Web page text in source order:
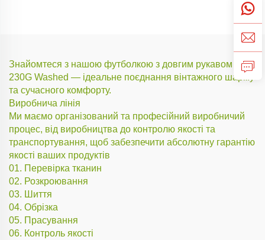
Знайомтеся з нашою футболкою з довгим рукавом
230G Washed — ідеальне поєднання вінтажного шарму
та сучасного комфорту.
Виробнича лінія
Ми маємо організований та професійний виробничий
процес, від виробництва до контролю якості та
транспортування, щоб забезпечити абсолютну гарантію
якості ваших продуктів
01. Перевірка тканин
02. Розкроювання
03. Шиття
04. Обрізка
05. Прасування
06. Контроль якості